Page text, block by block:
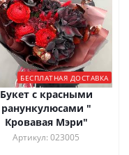
БЕСПЛАТНАЯ ДОСТАВКА
Букет с красными
ранункулюсами "
Кровавая Мэри"
Артикул: 023005